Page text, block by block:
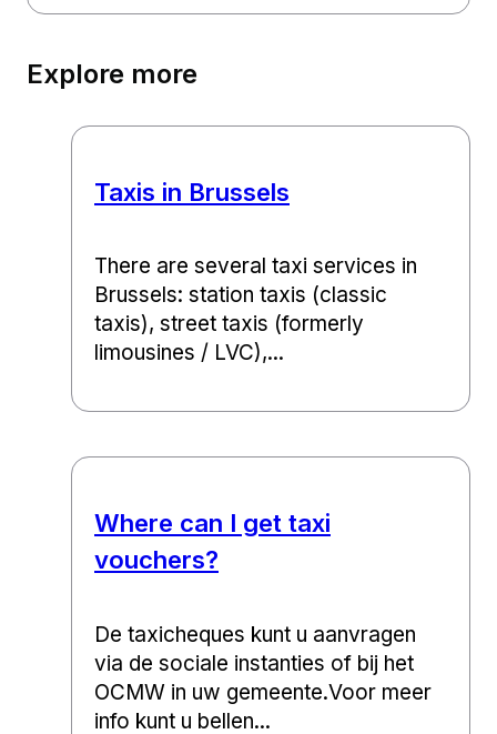
Explore more
Taxis in Brussels
There are several taxi services in
Brussels: station taxis (classic
taxis), street taxis (formerly
limousines / LVC),...
Where can I get taxi
vouchers?
De taxicheques kunt u aanvragen
via de sociale instanties of bij het
OCMW in uw gemeente.Voor meer
info kunt u bellen...